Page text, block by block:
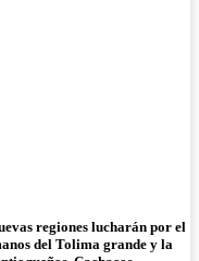
regiones lucharán por el
del Tolima grande y la